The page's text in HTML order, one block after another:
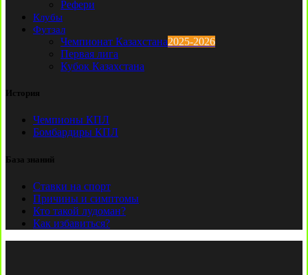
Рефери
Клубы
Футзал
Чемпионат Казахстана2025-2026
Первая лига
Кубок Казахстана
История
Чемпионы КПЛ
Бомбардиры КПЛ
База знаний
Ставки на спорт
Причины и симптомы
Кто такой лудоман?
Как избавиться?